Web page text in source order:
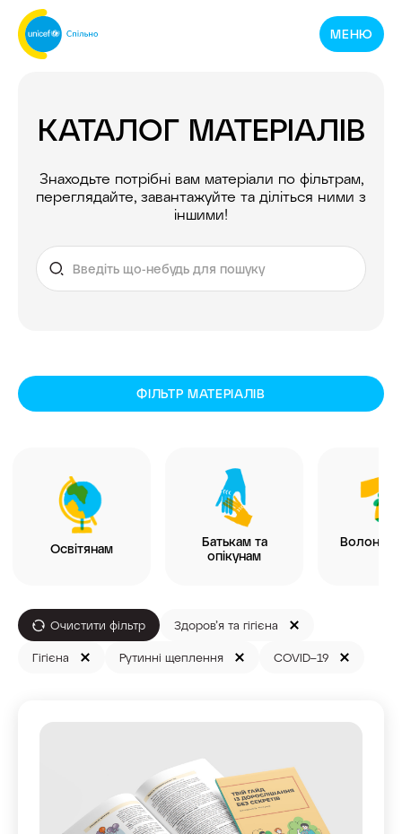
Спільнотека
ЮНІСЕФ
МЕНЮ
КАТАЛОГ МАТЕРІАЛІВ
Знаходьте потрібні вам матеріали по фільтрам,
переглядайте, завантажуйте та діліться ними з
іншими!
ФІЛЬТР МАТЕРІАЛІВ
Освітянам
Батькам та
опікунам
Очистити фільтр Здоров’я та гігієна
Гігієна Рутинні щеплення COVID–19